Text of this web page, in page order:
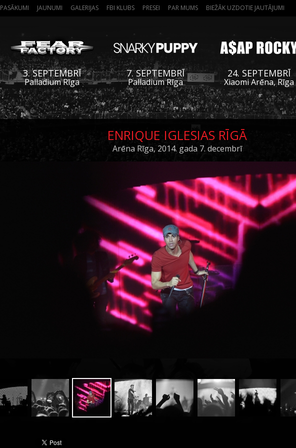
PASĀKUMI JAUNUMI GALERIJAS FBI KLUBS PRESEI PAR MUMS BIEŽĀK UZDOTIE JAUTĀJUMI
3. SEPTEMBRĪ
Palladium Rīga
7. SEPTEMBRĪ
Palladium Rīga
24. SEPTEMBRĪ
Xiaomi Arēna, Rīga
ENRIQUE IGLESIAS RĪGĀ
Arēna Rīga, 2014. gada 7. decembrī